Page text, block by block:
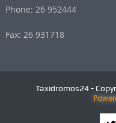
Phone: 26 952444
Fax: 26 931718
Taxidromos24 -